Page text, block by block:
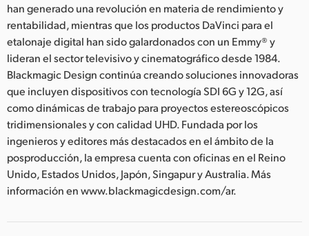
han generado una revolución en materia de rendimiento y
rentabilidad, mientras que los productos DaVinci para el
etalonaje digital han sido galardonados con un Emmy® y
lideran el sector televisivo y cinematográfico desde 1984.
Blackmagic Design continúa creando soluciones innovadoras
que incluyen dispositivos con tecnología SDI 6G y 12G, así
como dinámicas de trabajo para proyectos estereoscópicos
tridimensionales y con calidad UHD. Fundada por los
ingenieros y editores más destacados en el ámbito de la
posproducción, la empresa cuenta con oficinas en el Reino
Unido, Estados Unidos, Japón, Singapur y Australia. Más
información en www.blackmagicdesign.com/ar.